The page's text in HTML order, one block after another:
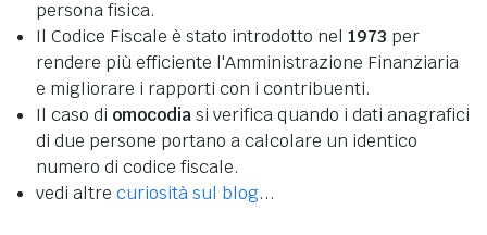
persona fisica.
Il Codice Fiscale è stato introdotto nel 1973 per
rendere più efficiente l'Amministrazione Finanziaria
e migliorare i rapporti con i contribuenti.
Il caso di omocodiasi verifica quando i dati anagrafici
di due persone portano a calcolare un identico
numero di codice fiscale.
vedi altre curiosità sul blog...